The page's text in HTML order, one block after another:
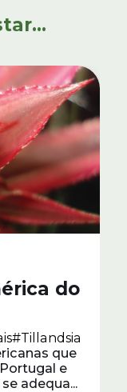
do
#Tillandsia
que
e
adequa...